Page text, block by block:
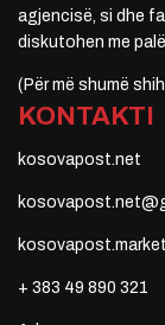
agjencisë, si dhe
diskutohen me
(Për më shumë
KONTAKTI
kosovapost.net
+ 383 49 890 321